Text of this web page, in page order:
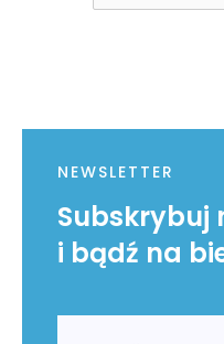
NEWSLETTER
Subskrybuj
i bądź na